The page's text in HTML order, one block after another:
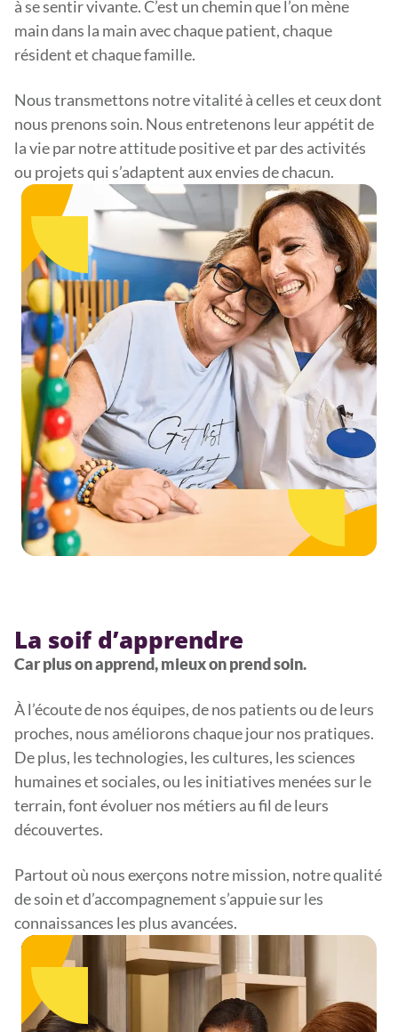
à se sentir vivante. C’est un chemin que l’on mène
main dans la main avec chaque patient, chaque
résident et chaque famille.
Nous transmettons notre vitalité à celles et ceux dont
nous prenons soin. Nous entretenons leur appétit de
la vie par notre attitude positive et par des activités
ou projets qui s’adaptent aux envies de chacun.
La soif d’apprendre
Car plus on apprend, mieux on prend soin.
À l’écoute de nos équipes, de nos patients ou de leurs
proches, nous améliorons chaque jour nos pratiques.
De plus, les technologies, les cultures, les sciences
humaines et sociales, ou les initiatives menées sur le
terrain, font évoluer nos métiers au fil de leurs
découvertes.
Partout où nous exerçons notre mission, notre qualité
de soin et d’accompagnement s’appuie sur les
connaissances les plus avancées.